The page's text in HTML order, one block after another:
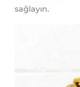
sağlayın.